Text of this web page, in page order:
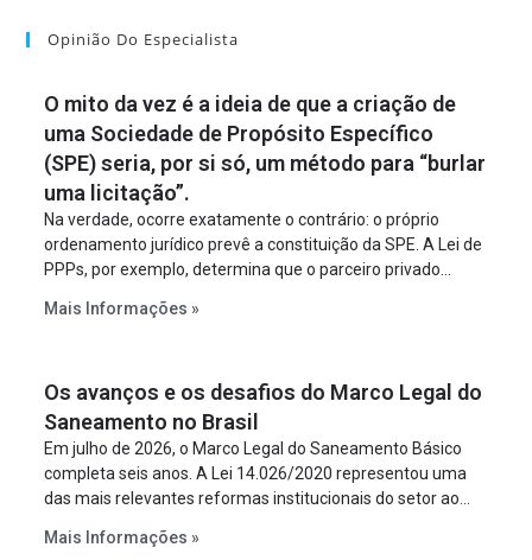
Opinião Do Especialista
O mito da vez é a ideia de que a criação de
uma Sociedade de Propósito Específico
(SPE) seria, por si só, um método para “burlar
uma licitação”.
Na verdade, ocorre exatamente o contrário: o próprio
ordenamento jurídico prevê a constituição da SPE. A Lei de
PPPs, por exemplo, determina que o parceiro privado
empreendimento. Ou seja, a suposta “fraude à licitação” é
projeto a projeto.
Mais Informações »
Os avanços e os desafios do Marco Legal do
Saneamento no Brasil
Em julho de 2026, o Marco Legal do Saneamento Básico
completa seis anos. A Lei 14.026/2020 representou uma
das mais relevantes reformas institucionais do setor ao
serviços, ampliar a participação da iniciativa privada,
Mais Informações »